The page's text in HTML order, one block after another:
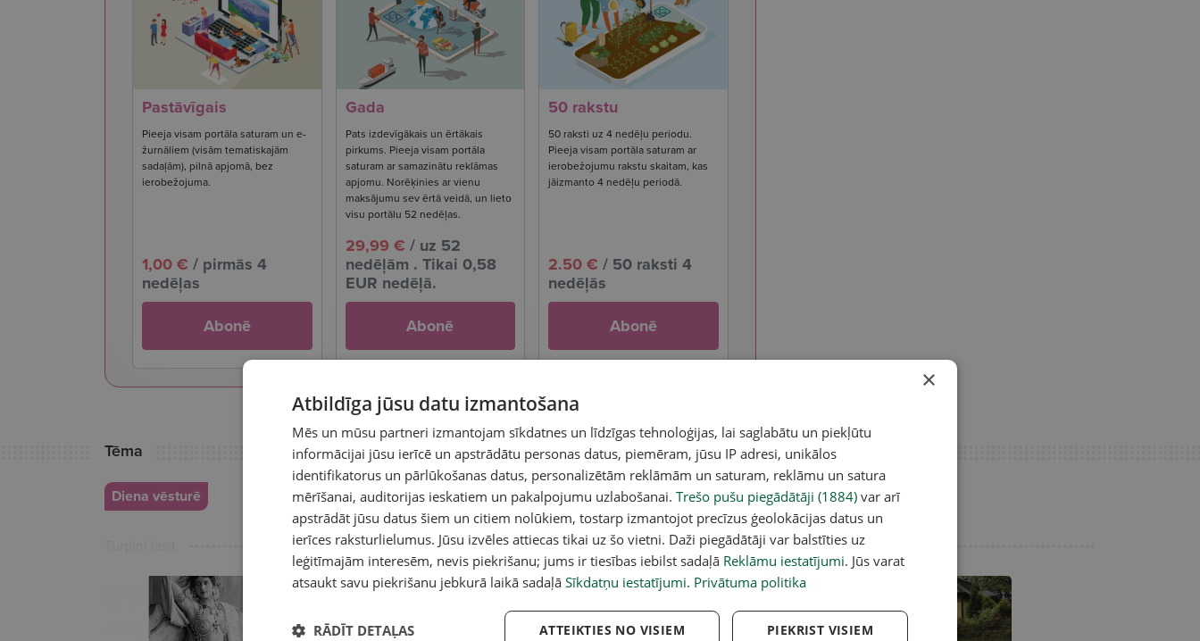
Pastāvīgais
Pieeja visam portāla saturam un e-
žurnāliem (visām tematiskajām
sadaļām), pilnā apjomā, bez
ierobežojuma.
1,00 € / pirmās 4
nedēļas
Abonē
Gada
Pats izdevīgākais un ērtākais
pirkums. Pieeja visam portāla
saturam ar samazinātu reklāmas
apjomu. Norēķinies ar vienu
maksājumu sev ērtā veidā, un lieto
visu portālu 52 nedēļas.
29,99 € / uz 52
nedēļām . Tikai 0,58
EUR nedēļā.
Abonē
50 rakstu
50 raksti uz 4 nedēļu periodu.
Pieeja visam portāla saturam ar
ierobežojumu rakstu skaitam, kas
jāizmanto 4 nedēļu periodā.
2.50 € / 50 raksti 4
nedēļās
Abonē
Tēma
Diena vēsturē
×
Atbildīga jūsu datu izmantošana
Mēs un mūsu partneri izmantojam sīkdatnes un līdzīgas tehnoloģijas, lai saglabātu un piekļūtu
informācijai jūsu ierīcē un apstrādātu personas datus, piemēram, jūsu IP adresi, unikālos
identifikatorus un pārlūkošanas datus, personalizētām reklāmām un saturam, reklāmu un satura
mērīšanai, auditorijas ieskatiem un pakalpojumu uzlabošanai. Trešo pušu piegādātāji (1884) var arī
apstrādāt jūsu datus šiem un citiem nolūkiem, tostarp izmantojot precīzus ģeolokācijas datus un
ierīces raksturlielumus. Jūsu izvēles attiecas tikai uz šo vietni. Daži piegādātāji var balstīties uz
leģitīmajām interesēm, nevis piekrišanu; jums ir tiesības iebilst sadaļā Reklāmu iestatījumi. Jūs varat
atsaukt savu piekrišanu jebkurā laikā sadaļā Sīkdatņu iestatījumi. Privātuma politika
PIEKRIST VISIEM
ATTEIKTIES NO VISIEM
RĀDĪT DETAĻAS